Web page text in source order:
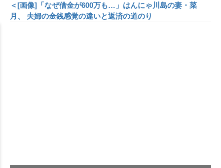
＜[画像]「なぜ借金が600万も…」はんにゃ川島の妻・菜
月、 夫婦の金銭感覚の違いと返済の道のり